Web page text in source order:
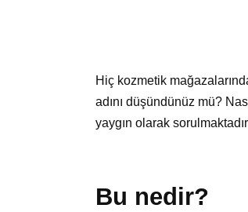
Hiç kozmetik
adını düşündünüz mü?
yaygın olarak
Bu nedir?